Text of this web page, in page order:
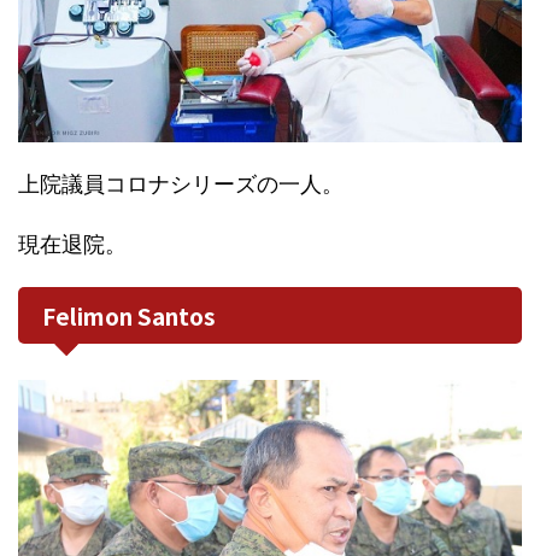
上院議員コロナシリーズの一人。
現在退院。
Felimon Santos